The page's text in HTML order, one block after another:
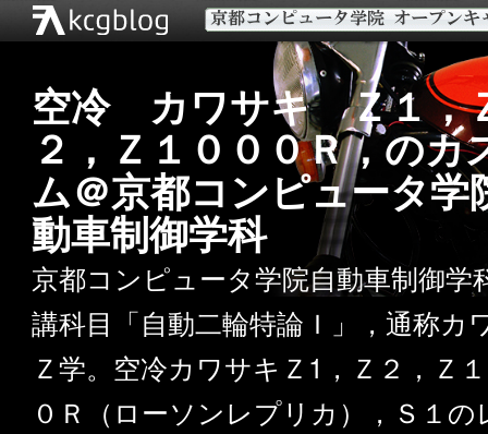
空冷 カワサキ Ｚ１，
２，Ｚ１０００Ｒ，のカ
ム＠京都コンピュータ学
動車制御学科
京都コンピュータ学院自動車制御学
講科目「自動二輪特論Ｉ」，通称カ
Ｚ学。空冷カワサキＺ1，Ｚ２，Ｚ
０Ｒ（ローソンレプリカ），Ｓ１の